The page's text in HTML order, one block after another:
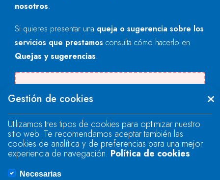
nosotros.
Si quieres presentar una queja o sugerencia sobre los
servicios que prestamos consulta cómo hacerlo en
Quejas y sugerencias.
"text".
Se produjo un error al cargar el campo
"text".
Gestión de cookies
Utilizamos tres tipos de cookies para optimizar nuestro
sitio web. Te recomendamos aceptar también las
cookies de analítica y de preferencias para una mejor
experiencia de navegación. Política de cookies
Necesarias